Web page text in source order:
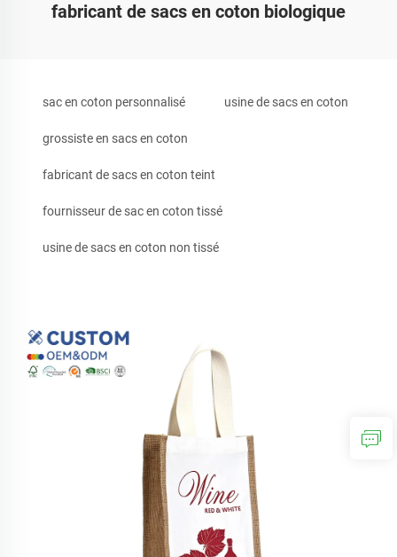
fabricant de sacs en coton biologique
sac en coton personnalisé usine de sacs en coton
grossiste en sacs en coton
fabricant de sacs en coton teint
fournisseur de sac en coton tissé
usine de sacs en coton non tissé